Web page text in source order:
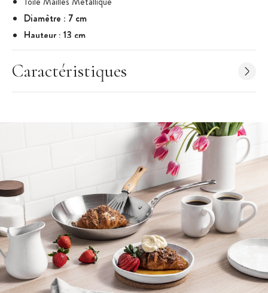
Diamètre : 7 cm
Hauteur : 13 cm
Marque : de Buyer
Caractéristiques